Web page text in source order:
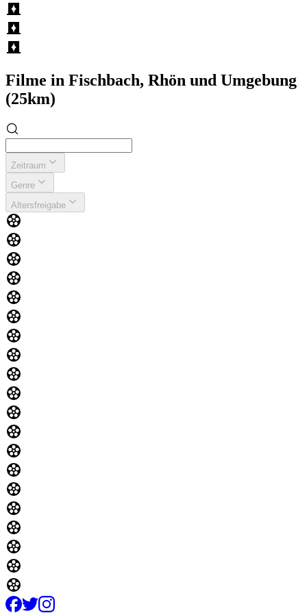
Filme in Fischbach, Rhön und Umgebung
(25km)
Zeitraum
Genre
Altersfreigabe